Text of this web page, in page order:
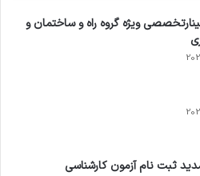
ویژه گروه راه و ساختمان و
ثبت نام آزمون کارشناسی